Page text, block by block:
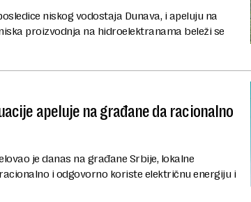
niskog vodostaja Dunava, i apeluju na
proizvodnja na hidroelektranama beleži se
apeluje na građane da racionalno
je danas na građane Srbije, lokalne
i odgovorno koriste električnu energiju i